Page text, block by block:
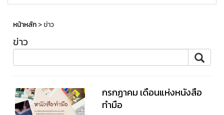
หน้าหลัก> ข่าว
ข่าว
กรกฏาคม เดือนแห่งหนังสือ
ทำมือ